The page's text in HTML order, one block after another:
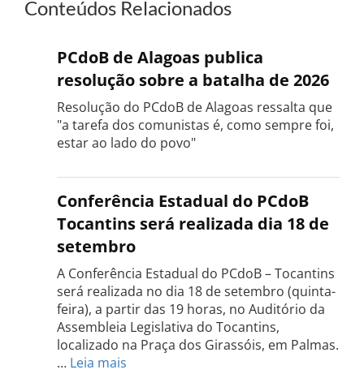
Conteúdos Relacionados
PCdoB de Alagoas publica
resolução sobre a batalha de 2026
Resolução do PCdoB de Alagoas ressalta que
"a tarefa dos comunistas é, como sempre foi,
estar ao lado do povo"
Conferência Estadual do PCdoB
Tocantins será realizada dia 18 de
setembro
A Conferência Estadual do PCdoB – Tocantins
será realizada no dia 18 de setembro (quinta-
feira), a partir das 19 horas, no Auditório da
Assembleia Legislativa do Tocantins,
localizado na Praça dos Girassóis, em Palmas.
… Leia mais